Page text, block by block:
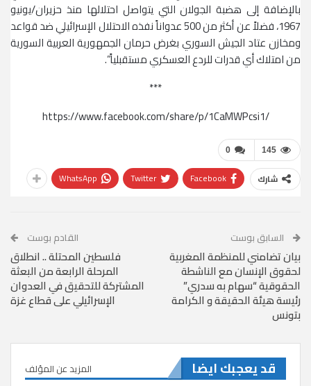
بالإضافة إلى هضبة الجولان التي يتواصل احتلالها منذ حزيران/يونيو
1967، فضلاً عن أكثر من 500 عدواناً نفذه الاحتلال الإسرائيلي ضد قواعد
ومخازن عتاد الجيش السوري بغرض حرمان الجمهورية العربية السورية
من امتلاك أي قدرات للردع العسكري مستقبلياً”.
***
https://www.facebook.com/share/p/1CaMWPcsi1/
0 145
شارك Facebook
Twitter
WhatsApp
السابق بوست
بيان تضامني للمنظمة المغربية
لحقوق الإنسان مع الناشطة
الحقوقية “سهام به سدري”
رئيسة هيئة الحقيقة و الكرامة
بتونس
القادم بوست
فلسطين المحتلة .. انطلاق
المرحلة الرابعة من البعثة
المشتركة للتحقيق في العدوان
الإسرائيلي على قطاع غزة
قد يعجبك ايضا المزيد عن المؤلف